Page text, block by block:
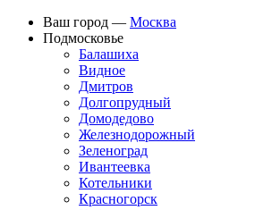
Ваш город — Москва
Подмосковье
Балашиха
Видное
Дмитров
Долгопрудный
Домодедово
Железнодорожный
Зеленоград
Ивантеевка
Котельники
Красногорск